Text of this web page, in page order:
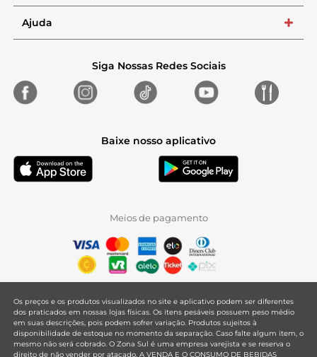
Ajuda +
Siga Nossas Redes Sociais
Baixe nosso aplicativo
Meios de pagamento
Os preços e os produtos visualizados no site e aplicativo podem ser diferentes
dos praticados em nossas lojas físicas. Os itens pesáveis possuem peso médio
em suas descrições, pois podem sofrer variação. Produtos sujeitos à
disponibilidade de estoque no momento da separação. Caso falte algum item, o
mesmo não será cobrado. O Zona Sul é uma empresa varejista e se reserva o
direito de não vender por atacado. A VENDA E O CONSUMO DE BEBIDAS